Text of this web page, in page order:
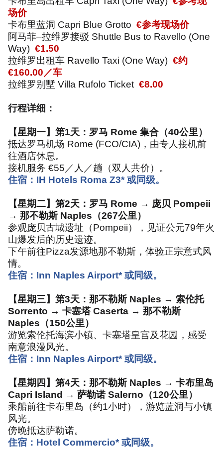
场价
卡布里蓝洞 Capri Blue Grotto €参考现场价
阿马菲–拉维罗接驳 Shuttle Bus to Ravello (One
Way) €1.50
拉维罗出租车 Ravello Taxi (One Way) €约
€160.00 ／车
拉维罗别墅 Villa Rufolo Ticket €8.00
行程详细：
【星期一】第1天：罗马 Rome 集合（40公里）
抵达罗马机场 Rome (FCO/CIA) ，由专人接机前
往酒店休息。
接机服务 €55 ／人／趟（双人共价）。
住宿： IH Hotels Roma Z3*或同级。
【星期二】第2天：罗马 Rome → 庞贝 Pompeii
→ 那不勒斯Naples （267公里）
参观庞贝古城遗址（Pompeii），见证公元79年火
山爆发后的历史遗迹。
下午前往Pizza发源地那不勒斯，体验正宗意式风
情。
住宿： Inn Naples Airport*或同级。
【星期三】第3天：那不勒斯Naples → 索伦托
Sorrento → 卡塞塔Caserta → 那不勒斯
Naples （150公里）
游览索伦托海滨小镇、卡塞塔皇宫及花园，感受
南意浪漫风光。
住宿： Inn Naples Airport*或同级。
【星期四】第4天：那不勒斯Naples → 卡布里岛
Capri Island → 萨勒诺 Salerno （120公里）
乘船前往卡布里岛（约1小时），游览蓝洞与小镇
风光。
傍晚抵达萨勒诺。
住宿： Hotel Commercio*或同级。